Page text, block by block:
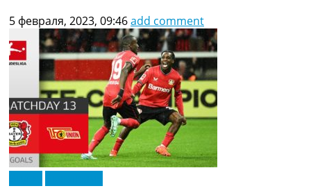
5 февраля, 2023, 09:46add comment